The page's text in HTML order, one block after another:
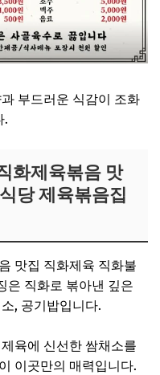
부드러운 식감이 조화
.
화제육볶음 맛
당 제육볶음집
맛집 직화제육 직화불
은 직화로 볶아낸 깊은
, 공기밥입니다.
육에 신선한 쌈채소를
이곳만의 매력입니다.